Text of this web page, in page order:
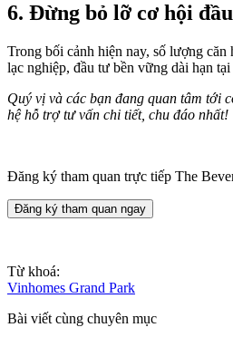
6. Đừng bỏ lỡ cơ hội
Trong bối cảnh hiện nay, số lượng
lạc nghiệp, đầu tư bền vững dài hạn
Quý vị và các bạn đang quan tâm tới
hệ hỗ trợ tư vấn chi tiết, chu đáo nhất!
Đăng ký tham quan trực tiếp The
Đăng ký tham quan ngay
Từ khoá:
Vinhomes Grand Park
Bài viết cùng chuyên mục